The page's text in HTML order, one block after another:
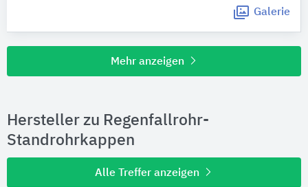
Galerie
Mehr anzeigen
Hersteller zu Regenfallrohr-
Standrohrkappen
Alle Treffer anzeigen